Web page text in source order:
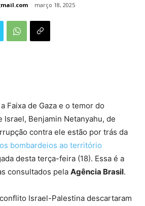
março 18, 2025
Faixa de Gaza e o temor do
Benjamin Netanyahu, de
contra ele estão por trás da
bombardeios ao território
desta terça-feira (18). Essa é a
consultados pela Agência Brasil.
Israel-Palestina descartaram